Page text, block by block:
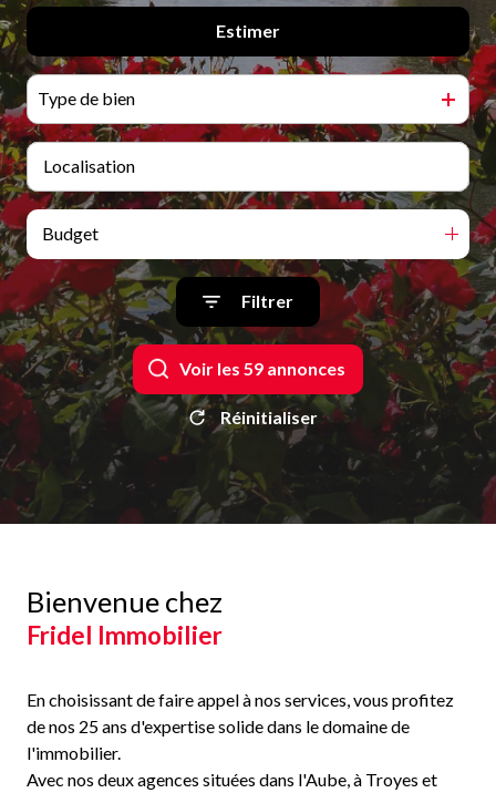
sommes-
nous
Blog
De l'immo pro
Estimer
Type de bien
Budget
Filtrer
Voir les 59 annonces
Réinitialiser
Bienvenue chez
Fridel Immobilier
En choisissant de faire appel à nos services, vous profitez
de nos 25 ans d'expertise solide dans le domaine de
l'immobilier.
Avec nos deux agences situées dans l'Aube, à Troyes et